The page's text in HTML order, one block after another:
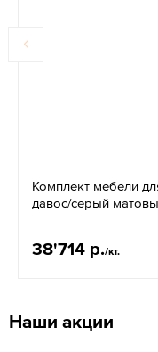
Комплект мебели
давос/серый
38'714 р./кт.
Наши акции